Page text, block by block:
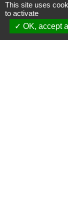
This site uses
to activate
OK, accept all